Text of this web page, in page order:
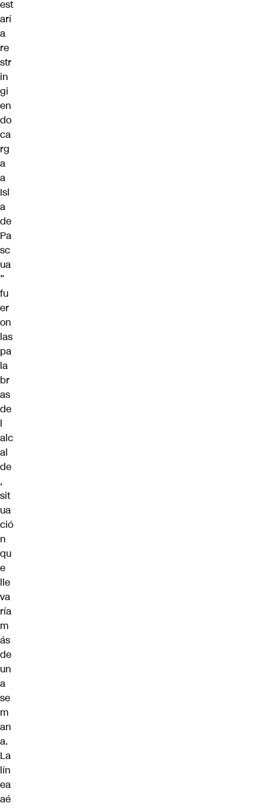
est
arí
a
re
str
in
gi
en
do
ca
rg
a
a
Isl
a
de
Pa
sc
ua
”
fu
er
on
las
pa
la
br
as
de
l
alc
al
de
,
sit
ua
ció
n
qu
e
lle
va
ría
m
ás
de
un
a
se
m
an
a.
La
lín
ea
aé